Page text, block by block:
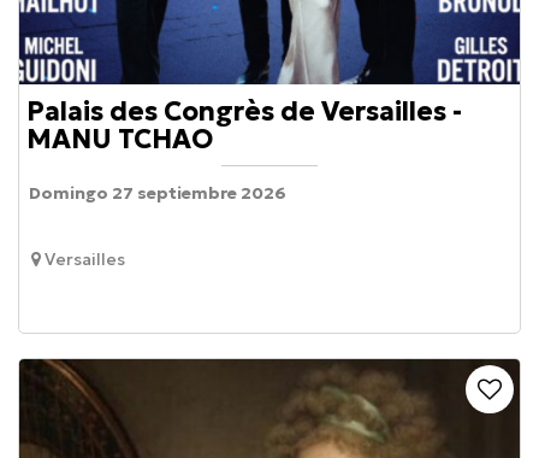
Palais des Congrès de Versailles -
MANU TCHAO
Versailles
Domingo 27 septiembre 2026